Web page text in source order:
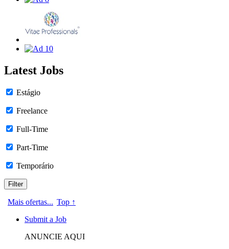
Latest Jobs
Estágio
Freelance
Full-Time
Part-Time
Temporário
Mais ofertas... Top ↑
Submit a Job
ANUNCIE AQUI